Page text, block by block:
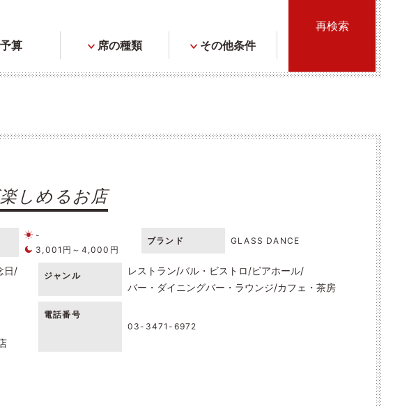
算 席の種類 その他条件
しめるお店
-
3,001円～4,000円
ブランド GLASS DANCE
日
ジャンル レストラン バル・ビストロ ビアホール
バー・ダイニングバー・ラウンジ カフェ・茶房
電話番号
03-3471-6972